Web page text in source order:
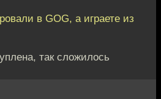
в GOG, а играете из
так сложилось